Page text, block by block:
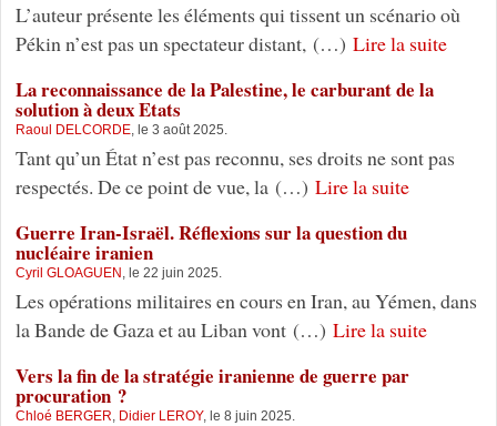
L’auteur présente les éléments qui tissent un scénario où
Pékin n’est pas un spectateur distant, (…) Lire la suite
La reconnaissance de la Palestine, le carburant de la
solution à deux Etats
Raoul DELCORDE , le 3 août 2025.
Tant qu’un État n’est pas reconnu, ses droits ne sont pas
respectés. De ce point de vue, la (…) Lire la suite
Guerre Iran-Israël. Réflexions sur la question du
nucléaire iranien
Cyril GLOAGUEN , le 22 juin 2025.
Les opérations militaires en cours en Iran, au Yémen, dans
la Bande de Gaza et au Liban vont (…) Lire la suite
Vers la fin de la stratégie iranienne de guerre par
procuration ?
Chloé BERGER Didier LEROY, le 8 juin 2025.